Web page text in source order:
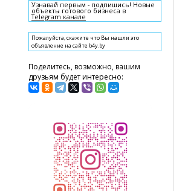
Узнавай первым - подпишись! Новые
объекты готового бизнеса в
Telegram канале
Пожалуйста, скажите что Вы нашли это
объявление на сайте b4y.by
Поделитесь, возможно, вашим
друзьям будет интересно: